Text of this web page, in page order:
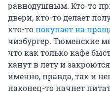
равнодушным. Кто-то
двери, кто-то делает
кто-топокупает на
чизбургер. Тюменские
что как только кафе
канут в лету и
именно, правда, так и
наконец-то начнет